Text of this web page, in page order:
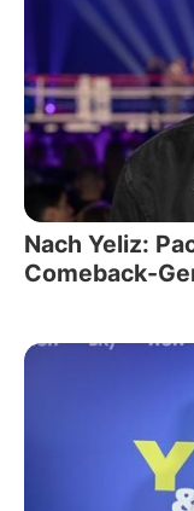
Nach Yeliz:
Comeback-